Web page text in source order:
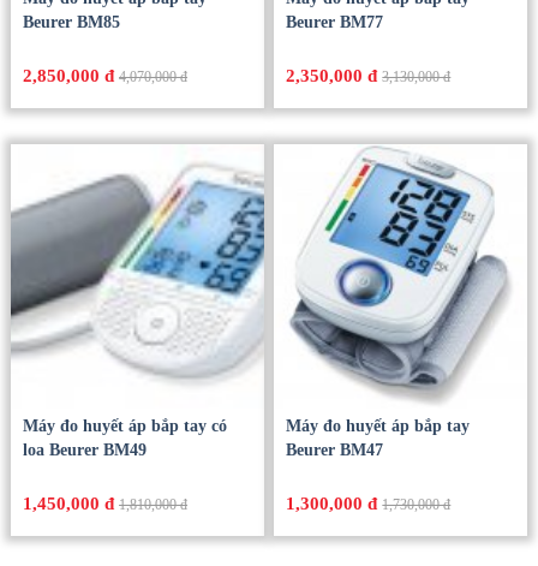
Beurer BM85
2,850,000 đ 4,070,000 đ
Beurer BM77
2,350,000 đ 3,130,000 đ
Máy đo huyết áp bắp tay có
loa Beurer BM49
1,450,000 đ 1,810,000 đ
Máy đo huyết áp bắp tay
Beurer BM47
1,300,000 đ 1,730,000 đ